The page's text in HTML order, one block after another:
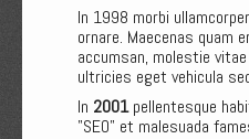
In 1998 morbi
ornare. Maecenas quam
accumsan, molestie
ultricies eget vehicula
In 2001pellentesque
"SEO" et malesuada